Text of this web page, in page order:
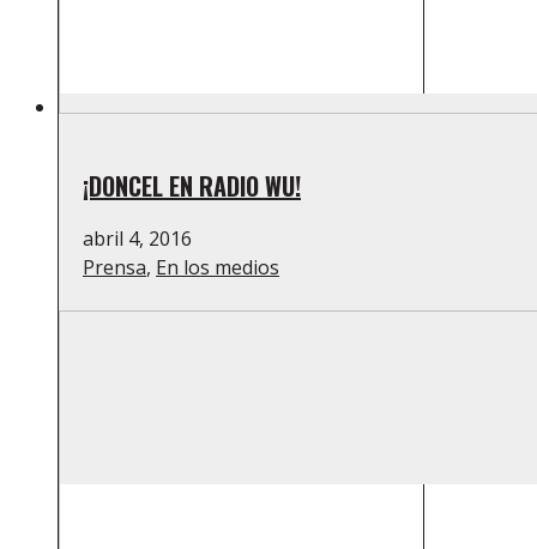
¡DONCEL EN RADIO WU!
abril 4, 2016
Prensa, En los medios